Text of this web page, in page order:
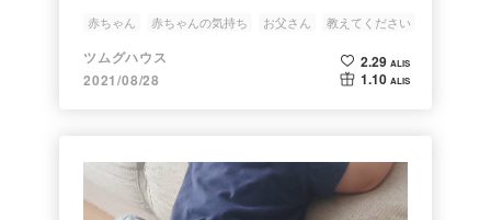
赤ちゃん 赤ちゃんの気持ち お父さん 教えてください
ツムグハウス
2021/08/28
2.29 ALIS
1.10 ALIS